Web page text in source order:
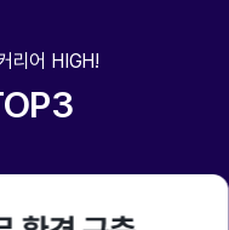
리어 HIGH!